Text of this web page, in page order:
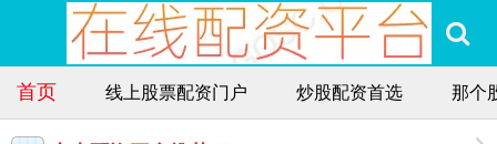
首页 线上股票配资门户 炒股配资首选 那个